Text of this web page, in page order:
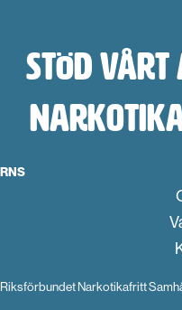
Stöd vårt
RNS
Riksförbundet Narkotikafritt